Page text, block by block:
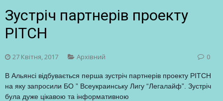
Зустріч партнерів проекту
PITCH
27 Квітня, 2017 Архівний 0
В Альянсі відбувається перша зустріч партнерів проекту PITCH
на яку запросили БО ” Всеукраинську Лигу “Легалайф”. Зустріч
була дуже цікавою та інформативною